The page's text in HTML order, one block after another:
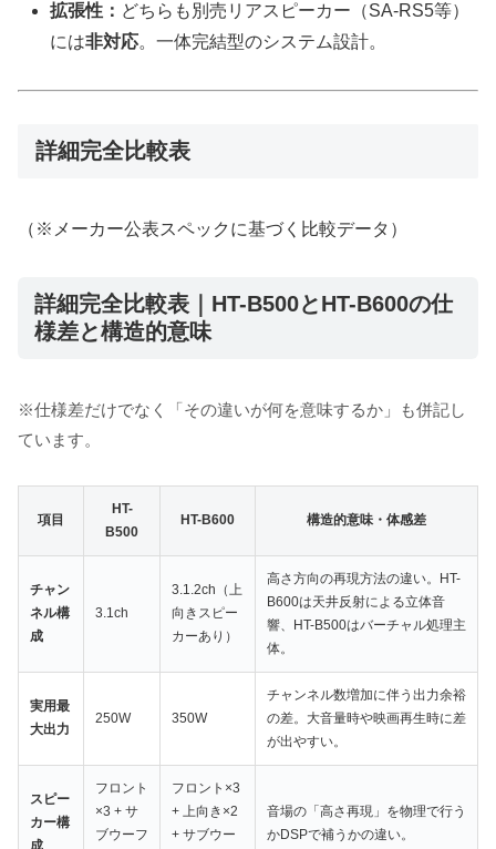
拡張性： どちらも別売リアスピーカー（SA-RS5等）
には非対応。一体完結型のシステム設計。
詳細完全比較表
（※メーカー公表スペックに基づく比較データ）
詳細完全比較表｜HT-B500とHT-B600の仕
様差と構造的意味
※仕様差だけでなく「その違いが何を意味するか」も併記し
ています。
項目
HT-
B500
HT-B600 構造的意味・体感差
チャン
ネル構
成
3.1ch
3.1.2ch（上
向きスピー
カーあり）
高さ方向の再現方法の違い。HT-
B600は天井反射による立体音
響、HT-B500はバーチャル処理主
体。
実用最
大出力
250W 350W
チャンネル数増加に伴う出力余裕
の差。大音量時や映画再生時に差
が出やすい。
スピー
カー構
成
フロント
×3 + サ
ブウーフ
フロント×3
+ 上向き×2
+ サブウー
音場の「高さ再現」を物理で行う
かDSPで補うかの違い。